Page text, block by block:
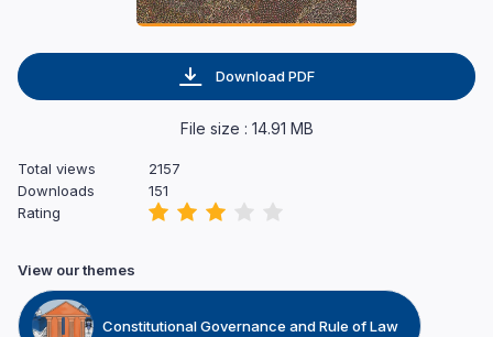
Download PDF
File size : 14.91 MB
Total views
2157
Downloads
151
Rating
View our themes
Constitutional Governance and Rule of Law